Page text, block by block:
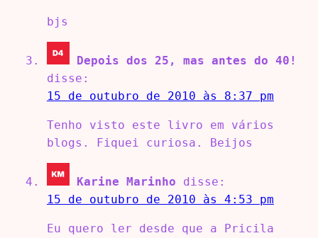
bjs
Depois dos 25, mas antes do 40!
disse:
15 de outubro de 2010 às 8:37 pm
Tenho visto este livro em vários
blogs. Fiquei curiosa. Beijos
Karine Marinho
disse:
15 de outubro de 2010 às 4:53 pm
Eu quero ler desde que a Pricila